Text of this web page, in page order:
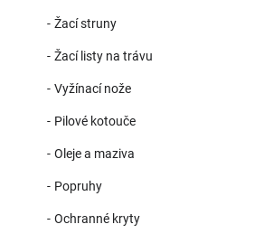
Žací struny
Žací listy na trávu
Vyžínací nože
Pilové kotouče
Oleje a maziva
Popruhy
Ochranné kryty